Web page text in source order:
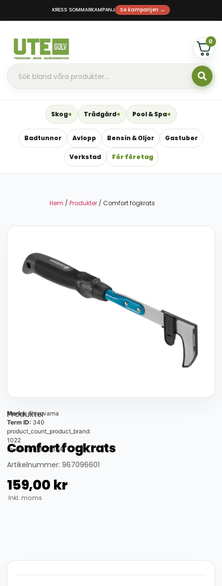
KRESS SOMMARKAMPANJ Se kampanjen →
0
Skog Trädgård Pool & Spa
Badtunnor Avlopp Bensin & Oljor Gastuber
Verkstad För företag
Hem / Produkter / Comfort fogkrats
Produkter
Marka: Husqvarna
Term ID: 340
product_count_product_brand:
1022
thumbnail_id: 25324
Comfort fogkrats
Artikelnummer: 967096601
159,00 kr
Inkl. moms